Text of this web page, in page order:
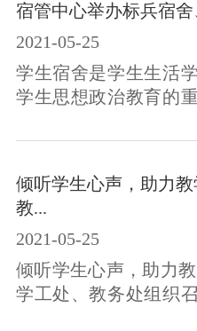
学生工作处在全院开
主题教育月活动。在
（院）结合学工处发
动通知和主题班会材
学...
宿管中心举办标兵宿
2021-05-25
学生宿舍是学生生活
学生思想政治教育的
设卫生、文明、整洁
法》，学工处宿管中
月的学生标兵宿舍、
知下发后，各系（院）
符合评选条件的宿舍
宿管会学生及各系院
倾听学生心声，助力
教...
2021-05-25
倾听学生心声
学工处、教务处组织